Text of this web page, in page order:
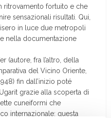
ritrovamento fortuito e che
sensazionali risultati. Qui,
in luce due metropoli
nella documentazione
(autore, fra l’altro, della
del Vicino Oriente,
fin dall’inizio poté
grazie alla scoperta di
cuneiformi che
internazionale: questa